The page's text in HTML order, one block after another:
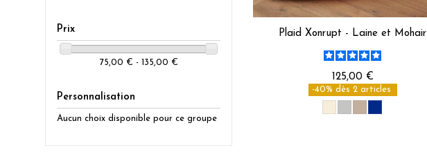
Prix
75,00 € - 135,00 €
Personnalisation
Aucun choix disponible pour ce groupe
Plaid Xonrupt - Laine et Mohair
125,00 €
-40% dès 2 articles